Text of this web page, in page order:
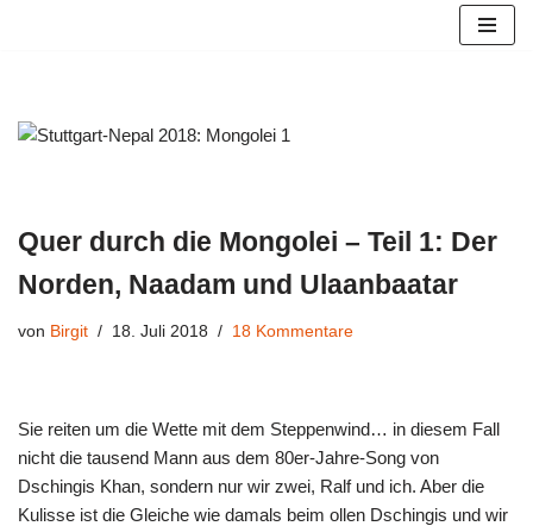
springen
Quer durch die Mongolei – Teil 1: Der
Norden, Naadam und Ulaanbaatar
von Birgit 18. Juli 2018 18 Kommentare
Sie reiten um die Wette mit dem Steppenwind… in diesem Fall
nicht die tausend Mann aus dem 80er-Jahre-Song von
Dschingis Khan, sondern nur wir zwei, Ralf und ich. Aber die
Kulisse ist die Gleiche wie damals beim ollen Dschingis und wir